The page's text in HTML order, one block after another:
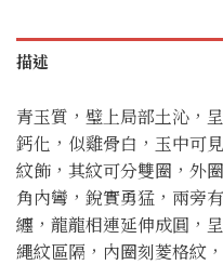
描述
青玉質，璧上局部土沁，
鈣化，似雞骨白，玉中可
紋飾，其紋可分雙圈，外
角內彎，銳實勇猛，兩旁
纏，龍龍相連延伸成圓，
繩紋區隔，內圈刻菱格紋